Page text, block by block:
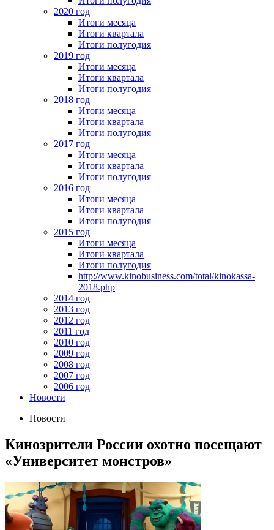
2020 год
Итоги месяца
Итоги квартала
Итоги полугодия
2019 год
Итоги месяца
Итоги квартала
Итоги полугодия
2018 год
Итоги месяца
Итоги квартала
Итоги полугодия
2017 год
Итоги месяца
Итоги квартала
Итоги полугодия
2016 год
Итоги месяца
Итоги квартала
Итоги полугодия
2015 год
Итоги месяца
Итоги квартала
Итоги полугодия
http://www.kinobusiness.com/total/kinokassa-
2018.php
2014 год
2013 год
2012 год
2011 год
2010 год
2009 год
2008 год
2007 год
2006 год
Новости
Новости
Кинозрители России охотно посещают
«Университет монстров»